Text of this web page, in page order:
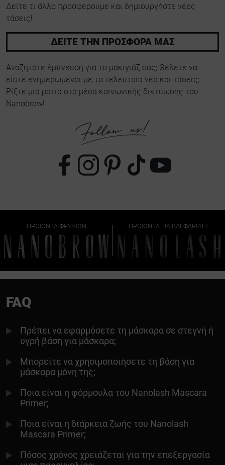
Δείτε τι άλλο προσφέρουμε και δημιουργήστε νέες
τάσεις!
ΔΕΙΤΕ ΤΗΝ ΠΡΟΣΦΟΡΑ ΜΑΣ
Αναζητάτε έμπνευση για το μακιγιάζ σας; Θέλετε να
είστε ενημερωμένοι με τα τελευταία νέα και τάσεις;
Ρίξτε μια ματιά στα μέσα κοινωνικής δικτύωσης του
Nanobrow!
ΠΡΟΪΌΝΤΑ ΦΡΥΔΙΏΝ ΠΡΟΪΌΝΤΑ ΓΙΑ ΒΛΕΦΑΡΊΔΕΣ
FAQ
Πρέπει να εφαρμόσετε τη μάσκαρα σε στεγνή ή
υγρή βάση για μάσκαρα;
Μπορείτε να χρησιμοποιήσετε τη βάση για
μάσκαρα μόνη της;
Ποια είναι η φόρμουλα του Nanolash Mascara
Primer;
Ποια είναι η διάρκεια ζωής του Nanolash
Mascara Primer;
Πόσος χρόνος χρειάζεται για την επεξεργασία